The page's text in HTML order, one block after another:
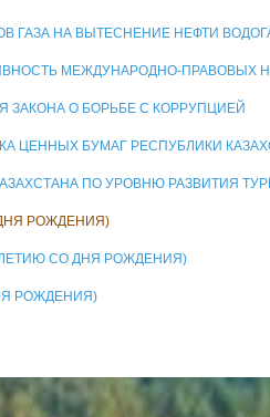
ГАЗА НА ВЫТЕСНЕНИЕ НЕФТИ
МЕЖДУНАРОДНО-ПРАВОВЫХ
О БОРЬБЕ С КОРРУПЦИЕЙ
ЦЕННЫХ БУМАГ РЕСПУБЛИКИ
ПО УРОВНЮ РАЗВИТИЯ
РОЖДЕНИЯ)
СО ДНЯ РОЖДЕНИЯ)
РОЖДЕНИЯ)